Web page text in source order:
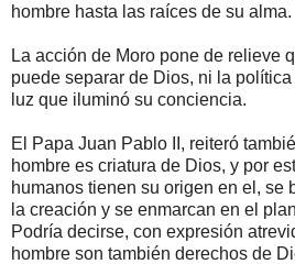
hombre hasta las raíces de su alma.
La acción de Moro pone de relieve
puede separar de Dios, ni la política
luz que iluminó su conciencia.
El Papa Juan Pablo II, reiteró
hombre es criatura de Dios, y por
humanos tienen su origen en el, se
la creación y se enmarcan en el
Podría decirse, con expresión
hombre son también derechos de